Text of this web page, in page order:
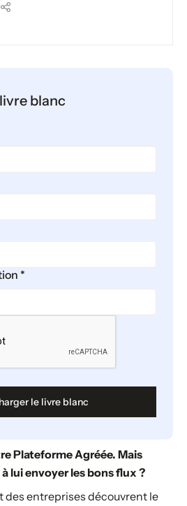
Plateforme Agréée. Mais
lui envoyer les bons flux ?
des entreprises découvrent le
blanc
*